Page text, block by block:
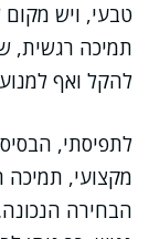
טבעי, ויש
תמיכה רגשית,
להקל ואף
לתפיסתי,
מקצועי, תמיכה
הבחירה